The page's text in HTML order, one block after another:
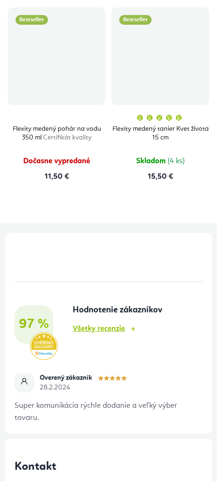
Bestseller
Flexity medený pohár na vodu
350 ml Certifikát kvality
Dočasne vypredané
11,50 €
Bestseller
Flexity medený tanier Kvet života
15 cm
produktu
je
Skladom (4 ks)
15,50 €
97 %
Hodnotenie zákazníkov
Všetky recenzie
Overený zákazník
28.2.2024
Super komunikácia rýchle dodanie a veľký výber
tovaru.
Kontakt